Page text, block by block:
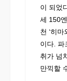
이 되었
세 150
천 ‘히
이다. 파
취가 넘
만끽할